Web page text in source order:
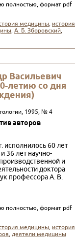
полностью, формат pdf
медицины, история
,А. Б. Зборовский,
Васильевич
летию со дня
1995, № 4
авторов
исполнилось 60 лет
36 лет научно-
и
доктора
профес­сора А. В.
полностью, формат pdf
медицины, история
,деятели медицины